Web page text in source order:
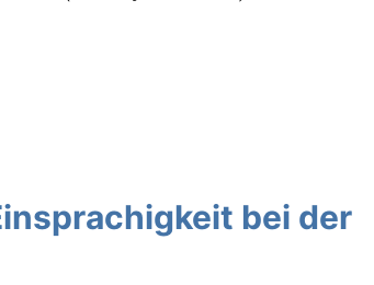
bei der